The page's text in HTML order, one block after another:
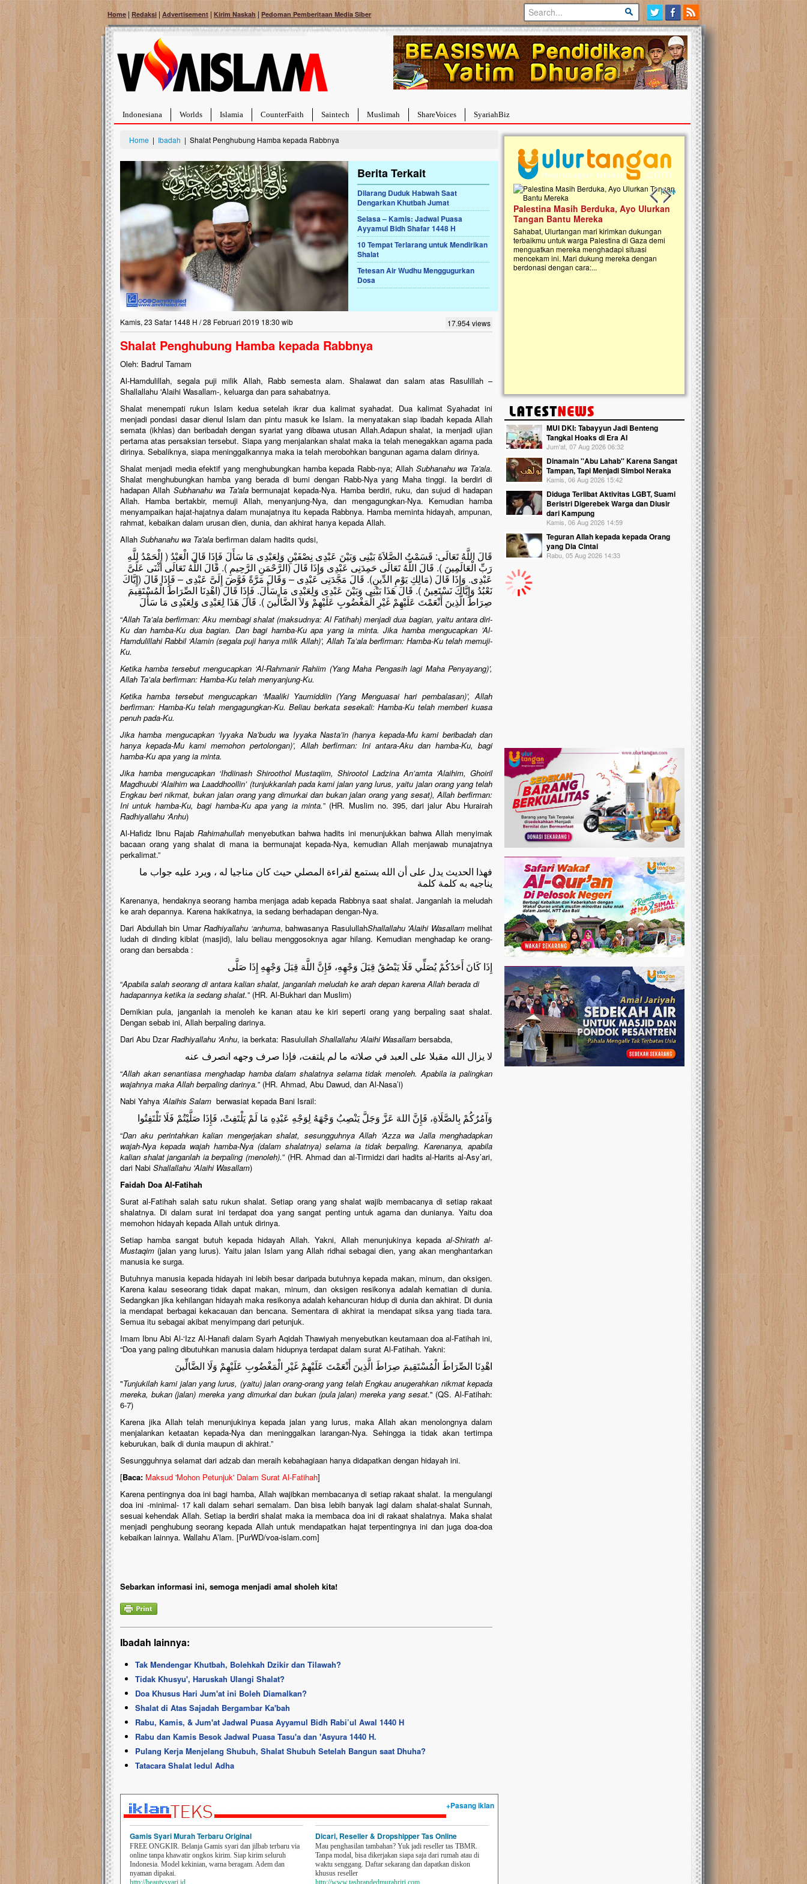
Home | Redaksi | Advertisement | Kirim Naskah | Pedoman Pemberitaan Media Siber
Indonesiana Worlds Islamia CounterFaith Saintech Muslimah ShareVoices SyariahBiz
Home | Ibadah | Shalat Penghubung Hamba kepada Rabbnya
Berita Terkait
Dilarang Duduk Habwah Saat
Dengarkan Khutbah Jumat
Selasa – Kamis: Jadwal Puasa
Ayyamul Bidh Shafar 1448 H
10 Tempat Terlarang untuk Mendirikan
Shalat
Tetesan Air Wudhu Menggugurkan
Dosa
Kamis, 23 Safar 1448 H / 28 Februari 2019 18:30 wib 17.954 views
Shalat Penghubung Hamba kepada Rabbnya
Oleh: Badrul Tamam
Al-Hamdulillah, segala puji milik Allah, Rabb semesta alam. Shalawat dan salam atas Rasulillah –
Shallallahu 'Alaihi Wasallam-, keluarga dan para sahabatnya.
Shalat menempati rukun Islam kedua setelah ikrar dua kalimat syahadat. Dua kalimat Syahadat ini
menjadi pondasi dasar dienul Islam dan pintu masuk ke Islam. Ia menyatakan siap ibadah kepada Allah
semata (ikhlas) dan beribadah dengan syariat yang dibawa utusan Allah.Adapun shalat, ia menjadi ujian
pertama atas persaksian tersebut. Siapa yang menjalankan shalat maka ia telah menegakkan agama pada
dirinya. Sebaliknya, siapa meninggalkannya maka ia telah merobohkan bangunan agama dalam dirinya.
Shalat menjadi media efektif yang menghubungkan hamba kepada Rabb-nya; Allah Subhanahu wa Ta'ala.
Shalat menghubungkan hamba yang berada di bumi dengan Rabb-Nya yang Maha tinggi. Ia berdiri di
hadapan Allah Subhanahu wa Ta'alabermunajat kepada-Nya. Hamba berdiri, ruku, dan sujud di hadapan
Allah. Hamba bertakbir, memuji Allah, menyanjung-Nya, dan mengagungkan-Nya. Kemudian hamba
menyampaikan hajat-hajatnya dalam munajatnya itu kepada Rabbnya. Hamba meminta hidayah, ampunan,
rahmat, kebaikan dalam urusan dien, dunia, dan akhirat hanya kepada Allah.
Allah Subhanahu wa Ta'ala berfirman dalam hadits qudsi,
قَالَ اللَّهُ تَعَالَى: قَسَمْتُ الصَّلاَةَ بَيْنِى وَبَيْنَ عَبْدِى نِصْفَيْنِ وَلِعَبْدِى مَا سَأَلَ فَإِذَا قَالَ الْعَبْدُ ( الْحَمْدُ لِلَّهِ
رَبِّ الْعَالَمِينَ ). قَالَ اللَّهُ تَعَالَى حَمِدَنِى عَبْدِى وَإِذَا قَالَ (الرَّحْمَنِ الرَّحِيمِ ). قَالَ اللَّهُ تَعَالَى أَثْنَى عَلَىَّ
عَبْدِى. وَإِذَا قَالَ (مَالِكِ يَوْمِ الدِّينِ). قَالَ مَجَّدَنِى عَبْدِى – وَقَالَ مَرَّةً فَوَّضَ إِلَىَّ عَبْدِى – فَإِذَا قَالَ (إِيَّاكَ
نَعْبُدُ وَإِيَّاكَ نَسْتَعِينُ ). قَالَ هَذَا بَيْنِى وَبَيْنَ عَبْدِى وَلِعَبْدِى مَا سَأَلَ. فَإِذَا قَالَ (اهْدِنَا الصِّرَاطَ الْمُسْتَقِيمَ
صِرَاطَ الَّذِينَ أَنْعَمْتَ عَلَيْهِمْ غَيْرِ الْمَغْضُوبِ عَلَيْهِمْ وَلاَ الضَّالِّينَ ). قَالَ هَذَا لِعَبْدِى وَلِعَبْدِى مَا سَأَلَ
“Allah Ta’ala berfirman: Aku membagi shalat (maksudnya: Al Fatihah) menjadi dua bagian, yaitu antara diri-
Ku dan hamba-Ku dua bagian. Dan bagi hamba-Ku apa yang ia minta. Jika hamba mengucapkan ’Al-
Hamdulillahi Rabbil ‘Alamin (segala puji hanya milik Allah)’, Allah Ta’ala berfirman: Hamba-Ku telah memuji-
Ku.
Ketika hamba tersebut mengucapkan ‘Al-Rahmanir Rahiim (Yang Maha Pengasih lagi Maha Penyayang)’,
Allah Ta’ala berfirman: Hamba-Ku telah menyanjung-Ku.
Ketika hamba tersebut mengucapkan ‘Maaliki Yaumiddiin (Yang Menguasai hari pembalasan)’, Allah
berfirman: Hamba-Ku telah mengagungkan-Ku. Beliau berkata sesekali: Hamba-Ku telah memberi kuasa
penuh pada-Ku.
Jika hamba mengucapkan ‘Iyyaka Na’budu wa Iyyaka Nasta’in (hanya kepada-Mu kami beribadah dan
hanya kepada-Mu kami memohon pertolongan)’, Allah berfirman: Ini antara-Aku dan hamba-Ku, bagi
hamba-Ku apa yang ia minta.
Jika hamba mengucapkan ‘Ihdiinash Shiroothol Mustaqiim, Shirootol Ladzina An’amta ‘Alaihim, Ghoiril
Magdhuubi ‘Alaihim wa Laaddhoollin’ (tunjukkanlah pada kami jalan yang lurus, yaitu jalan orang yang telah
Engkau beri nikmat, bukan jalan orang yang dimurkai dan bukan jalan orang yang sesat), Allah berfirman:
Ini untuk hamba-Ku, bagi hamba-Ku apa yang ia minta.” (HR. Muslim no. 395, dari jalur Abu Hurairah
Radhiyallahu ‘Anhu)
Al-Hafidz Ibnu Rajab Rahimahullahmenyebutkan bahwa hadits ini menunjukkan bahwa Allah menyimak
bacaan orang yang shalat di mana ia bermunajat kepada-Nya, kemudian Allah menjawab munajatnya
perkalimat.”
فهذا الحديث يدل على أن الله يستمع لقراءة المصلي حيث كان مناجيا له ، ويرد عليه جواب ما
يناجيه به كلمة كلمة
Karenanya, hendaknya seorang hamba menjaga adab kepada Rabbnya saat shalat. Janganlah ia meludah
ke arah depannya. Karena hakikatnya, ia sedang berhadapan dengan-Nya.
Dari Abdullah bin UmarRadhiyallahu ‘anhuma, bahwasanya RasulullahShallallahu 'Alaihi Wasallammelihat
ludah di dinding kiblat (masjid), lalu beliau menggosoknya agar hilang. Kemudian menghadap ke orang-
orang dan bersabda :
إِذَا كَانَ أَحَدُكُمْ يُصَلِّي فَلَا يَبْصُقُ قِبَلَ وَجْهِهِ، فَإِنَّ اللَّهَ قِبَلَ وَجْهِهِ إِذَا صَلَّى
“Apabila salah seorang di antara kalian shalat, janganlah meludah ke arah depan karena Allah berada di
hadapannya ketika ia sedang shalat.” (HR. Al-Bukhari dan Muslim)
Demikian pula, janganlah ia menoleh ke kanan atau ke kiri seperti orang yang berpaling saat shalat.
Dengan sebab ini, Allah berpaling darinya.
Dari Abu DzarRadhiyallahu ‘Anhu, ia berkata: Rasulullah Shallallahu ‘Alaihi Wasallam bersabda,
لا يزال الله مقبلا على العبد في صلاته ما لم يلتفت، فإذا صرف وجهه انصرف عنه
“Allah akan senantiasa menghadap hamba dalam shalatnya selama tidak menoleh. Apabila ia palingkan
wajahnya maka Allah berpaling darinya.” (HR. Ahmad, Abu Dawud, dan Al-Nasa’i)
Nabi Yahya ‘Alaihis Salam berwasiat kepada Bani Israil:
وَآمُرُكُمْ بِالصَّلَاةِ، فَإِنَّ اللهَ عَزَّ وَجَلَّ يَنْصِبُ وَجْهَهُ لِوَجْهِ عَبْدِهِ مَا لَمْ يَلْتَفِتْ، فَإِذَا صَلَّيْتُمْ فَلَا تَلْتَفِتُوا
“Dan aku perintahkan kalian mengerjakan shalat, sesungguhnya Allah ‘Azza wa Jalla menghadapkan
wajah-Nya kepada wajah hamba-Nya (dalam shalatnya) selama ia tidak berpaling. Karenanya, apabila
kalian shalat janganlah ia berpaling (menoleh).” (HR. Ahmad dan al-Tirmidzi dari hadits al-Harits al-Asy’ari,
dari Nabi Shallallahu 'Alaihi Wasallam)
Faidah Doa Al-Fatihah
Surat al-Fatihah salah satu rukun shalat. Setiap orang yang shalat wajib membacanya di setiap rakaat
shalatnya. Di dalam surat ini terdapat doa yang sangat penting untuk agama dan dunianya. Yaitu doa
memohon hidayah kepada Allah untuk dirinya.
Setiap hamba sangat butuh kepada hidayah Allah. Yakni, Allah menunjukinya kepada al-Shirath al-
Mustaqim (jalan yang lurus). Yaitu jalan Islam yang Allah ridhai sebagai dien, yang akan menghantarkan
manusia ke surga.
Butuhnya manusia kepada hidayah ini lebih besar daripada butuhnya kepada makan, minum, dan oksigen.
Karena kalau seseorang tidak dapat makan, minum, dan oksigen resikonya adalah kematian di dunia.
Sedangkan jika kehilangan hidayah maka resikonya adalah kehancuran hidup di dunia dan akhirat. Di dunia
ia mendapat berbagai kekacauan dan bencana. Sementara di akhirat ia mendapat siksa yang tiada tara.
Semua itu sebagai akibat menyimpang dari petunjuk.
Imam Ibnu Abi Al-‘Izz Al-Hanafi dalam Syarh Aqidah Thawiyah menyebutkan keutamaan doa al-Fatihah ini,
“Doa yang paling dibutuhkan manusia dalam hidupnya terdapat dalam surat Al-Fatihah. Yakni:
اهْدِنَا الصِّرَاطَ الْمُسْتَقِيمَ صِرَاطَ الَّذِينَ أَنْعَمْتَ عَلَيْهِمْ غَيْرِ الْمَغْضُوبِ عَلَيْهِمْ وَلَا الضَّالِّينَ
"Tunjukilah kami jalan yang lurus, (yaitu) jalan orang-orang yang telah Engkau anugerahkan nikmat kepada
mereka, bukan (jalan) mereka yang dimurkai dan bukan (pula jalan) mereka yang sesat." (QS. Al-Fatihah:
6-7)
Karena jika Allah telah menunjukinya kepada jalan yang lurus, maka Allah akan menolongnya dalam
menjalankan ketaatan kepada-Nya dan meninggalkan larangan-Nya. Sehingga ia tidak akan tertimpa
keburukan, baik di dunia maupun di akhirat.”
Sesungguhnya selamat dari adzab dan meraih kebahagiaan hanya didapatkan dengan hidayah ini.
[Baca: Maksud 'Mohon Petunjuk' Dalam Surat Al-Fatihah]
Karena pentingnya doa ini bagi hamba, Allah wajibkan membacanya di setiap rakaat shalat. Ia mengulangi
doa ini -minimal- 17 kali dalam sehari semalam. Dan bisa lebih banyak lagi dalam shalat-shalat Sunnah,
sesuai kehendak Allah. Setiap ia berdiri shalat maka ia membaca doa ini di rakaat shalatnya. Maka shalat
menjadi penghubung seorang kepada Allah untuk mendapatkan hajat terpentingnya ini dan juga doa-doa
kebaikan lainnya. Wallahu A’lam. [PurWD/voa-islam.com]
Sebarkan informasi ini, semoga menjadi amal sholeh kita!
Ibadah lainnya:
Tak Mendengar Khutbah, Bolehkah Dzikir dan Tilawah?
Tidak Khusyu', Haruskah Ulangi Shalat?
Doa Khusus Hari Jum'at ini Boleh Diamalkan?
Shalat di Atas Sajadah Bergambar Ka'bah
Rabu, Kamis, & Jum'at Jadwal Puasa Ayyamul Bidh Rabi’ul Awal 1440 H
Rabu dan Kamis Besok Jadwal Puasa Tasu'a dan 'Asyura 1440 H.
Pulang Kerja Menjelang Shubuh, Shalat Shubuh Setelah Bangun saat Dhuha?
Tatacara Shalat Iedul Adha
+Pasang iklan
Gamis Syari Murah Terbaru Original
FREE ONGKIR. Belanja Gamis syari dan jilbab terbaru via
online tanpa khawatir ongkos kirim. Siap kirim seluruh
Indonesia. Model kekinian, warna beragam. Adem dan
nyaman dipakai.
http://beautysyari.id
Dicari, Reseller & Dropshipper Tas Online
Mau penghasilan tambahan? Yuk jadi reseller tas TBMR.
Tanpa modal, bisa dikerjakan siapa saja dari rumah atau di
waktu senggang. Daftar sekarang dan dapatkan diskon
khusus reseller
http://www.tasbrandedmurahriri.com
Previous slide
Next slide
Bantu Naura, Balita Hebat Sembuh Dari
Tumor Pembuluh Darah
Hidup Naura Salsabila dipenuhi dengan
rintangan yang sangat berat. Meskipun baru
berusia sepuluh bulan, bayi yang imut ini harus
menghadapi penyakit yang dahsyat, yaitu tumor
pembuluh darah berukuran...
Nasib masjid di Kampung Cilumbu ini sungguh
mengenaskan. Lima tahun mangkrak, kini nyaris
berlumut, dan menghitam terpapar panas dan
hujan....
Palestina Masih Berduka, Ayo Ulurkan
Tangan Bantu Mereka
Sahabat, Ulurtangan mari kirimkan dukungan
terbaikmu untuk warga Palestina di Gaza demi
menguatkan mereka menghadapi situasi
mencekam ini. Mari dukung mereka dengan
berdonasi dengan cara:...
Open Donasi Wakaf
Rumah Qur'an & TK Islam
Najjah di Jonggol
Saat ini, Ulurtangan bersama Yayasan
Najjahtul Islam Jonggol sedang merintis
pembangunan Rumah Qur’an dan
kanak Islam Terpadu (TKIT) An Najjah
Gedung Majelis Taklim di Jonggol,...
MUI DKI: Tabayyun Jadi Benteng
Tangkal Hoaks di Era AI
Jum'at, 07 Aug 2026 06:32
Dinamain ''Abu Lahab'' Karena Sangat
Tampan, Tapi Menjadi Simbol Neraka
Kamis, 06 Aug 2026 15:42
Diduga Terlibat Aktivitas LGBT, Suami
Beristri Digerebek Warga dan Diusir
dari Kampung
Kamis, 06 Aug 2026 14:59
Teguran Allah kepada kepada Orang
yang Dia Cintai
Rabu, 05 Aug 2026 14:33